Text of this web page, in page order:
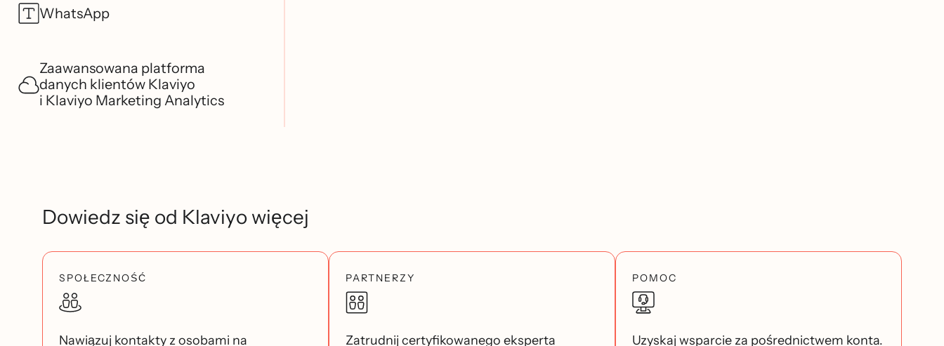
WhatsApp
Zaawansowana platforma
danych klientów Klaviyo
i Klaviyo Marketing Analytics
Dowiedz się od Klaviyo więcej
SPOŁECZNOŚĆ
Nawiązuj kontakty z osobami na
PARTNERZY
Zatrudnij certyfikowanego eksperta
POMOC
Uzyskaj wsparcie za pośrednictwem konta.